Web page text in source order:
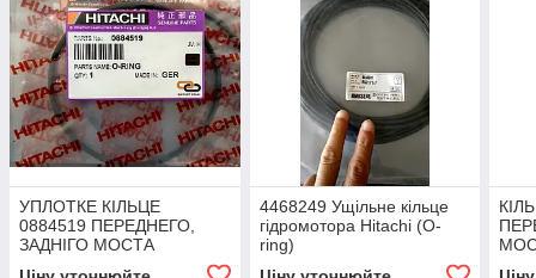
УПЛОТКЕ КІЛЬЦЕ
0884519 ПЕРЕДНЕГО,
ЗАДНІГО МОСТА
4468249 Ущільне кільце
гідромотора Hitachi (O-
ring)